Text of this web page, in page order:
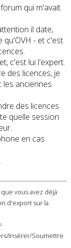
qui m'avait
il date,
qu'OVH - et c'est
c'est lui l'expert.
des licences, je
anciennes.
des licences
quelle session
en cas
vous avez déjà
d'export sur la
Insérer/Soumettre